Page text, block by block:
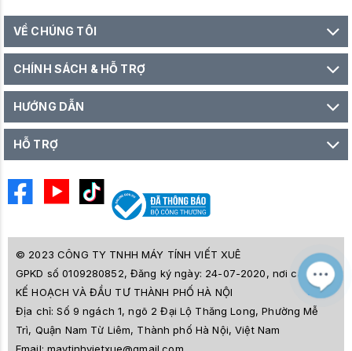
VỀ CHÚNG TÔI
CHÍNH SÁCH & HỖ TRỢ
HƯỚNG DẪN
HỖ TRỢ
© 2023 CÔNG TY TNHH MÁY TÍNH VIẾT XUÊ
GPKD số 0109280852, Đăng ký ngày: 24-07-2020, nơi cấp SỞ
KẾ HOẠCH VÀ ĐẦU TƯ THÀNH PHỐ HÀ NỘI
Địa chỉ:Số 9 ngách 1, ngõ 2 Đại Lộ Thăng Long, Phường Mễ
Trì, Quận Nam Từ Liêm, Thành phố Hà Nội, Việt Nam